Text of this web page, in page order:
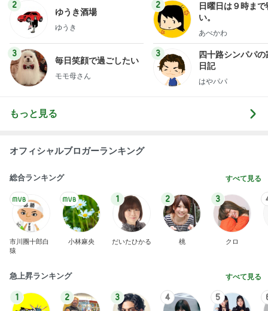
2
ゆうき酒場
ゆうき
3
毎日笑顔で過ごしたい
モモ母さん
2
日曜日は９時まで
い。
あべかわ
3
四十路シンパパの
日記
はやパパ
もっと見る
オフィシャルブロガーランキング
総合ランキング すべて見る
市川團十郎白
猿
小林麻央
1
だいたひかる
2
桃
3
クロ
急上昇ランキング すべて見る
1 2 3 4 5